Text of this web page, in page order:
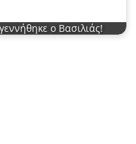
ο Βασιλιάς!